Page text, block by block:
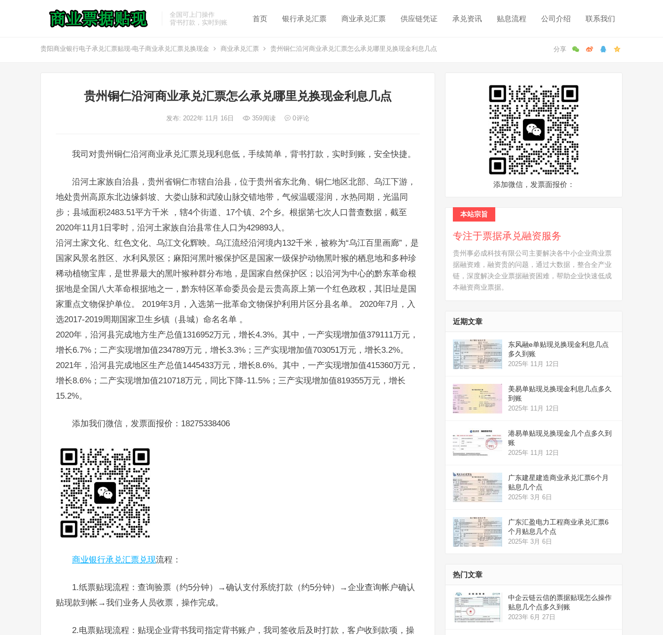
全国可上门操作
背书打款，实时到账
首页 银行承兑汇票 商业承兑汇票 供应链凭证 承兑资讯 贴息流程 公司介绍 联系我们
贵阳商业银行电子承兑汇票贴现-电子商业承兑汇票兑换现金 商业承兑汇票 贵州铜仁沿河商业承兑汇票怎么承兑哪里兑换现金利息几点
贵州铜仁沿河商业承兑汇票怎么承兑哪里兑换现金利息几点
发布: 2022年 11月 16日 359阅读 0评论
我司对贵州铜仁沿河商业承兑汇票兑现利息低，手续简单，背书打款，实时到账，安全快捷。
沿河土家族自治县，贵州省铜仁市辖自治县，位于贵州省东北角、铜仁地区北部、乌江下游，
地处贵州高原东北边缘斜坡、大娄山脉和武陵山脉交错地带，气候温暖湿润，水热同期，光温同
步；县域面积2483.51平方千米 ，辖4个街道、17个镇、2个乡。根据第七次人口普查数据，截至
2020年11月1日零时，沿河土家族自治县常住人口为429893人。
沿河土家文化、红色文化、乌江文化辉映。乌江流经沿河境内132千米，被称为“乌江百里画廊”，是
国家风景名胜区、水利风景区；麻阳河黑叶猴保护区是国家一级保护动物黑叶猴的栖息地和多种珍
稀动植物宝库，是世界最大的黑叶猴种群分布地，是国家自然保护区；以沿河为中心的黔东革命根
据地是全国八大革命根据地之一，黔东特区革命委员会是云贵高原上第一个红色政权，其旧址是国
家重点文物保护单位。 2019年3月，入选第一批革命文物保护利用片区分县名单。 2020年7月，入
选2017-2019周期国家卫生乡镇（县城）命名名单 。
2020年，沿河县完成地方生产总值1316952万元，增长4.3%。其中，一产实现增加值379111万元，
增长6.7%；二产实现增加值234789万元，增长3.3%；三产实现增加值703051万元，增长3.2%。
2021年，沿河县完成地区生产总值1445433万元，增长8.6%。其中，一产实现增加值415360万元，
增长8.6%；二产实现增加值210718万元，同比下降-11.5%；三产实现增加值819355万元，增长
15.2%。
添加我们微信，发票面报价：18275338406
商业银行承兑汇票兑现流程：
1.纸票贴现流程：查询验票（约5分钟）→确认支付系统打款（约5分钟）→企业查询帐户确认
贴现款到帐→我们业务人员收票，操作完成。
2.电票贴现流程：贴现企业背书我司指定背书账户，我司签收后及时打款，客户收到款项，操
添加微信，发票面报价：
本站宗旨
专注于票据承兑融资服务
贵州事必成科技有限公司主要解决各中小企业商业票
据融资难，融资贵的问题，通过大数据，整合全产业
链，深度解决企业票据融资困难，帮助企业快速低成
本融资商业票据。
近期文章
东风融e单贴现兑换现金利息几点
多久到账
2025年 11月 12日
美易单贴现兑换现金利息几点多久
到账
2025年 11月 12日
港易单贴现兑换现金几个点多久到
账
2025年 11月 12日
广东建星建造商业承兑汇票6个月
贴息几个点
2025年 3月 6日
广东汇盈电力工程商业承兑汇票6
个月贴息几个点
2025年 3月 6日
热门文章
中企云链云信的票据贴现怎么操作
贴息几个点多久到账
2023年 6月 27日